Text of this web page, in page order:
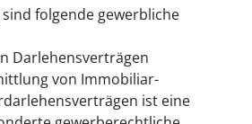
folgende gewerbliche
Darlehensverträgen
von Immobiliar-
ist eine